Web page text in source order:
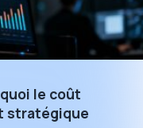
le coût
stratégique